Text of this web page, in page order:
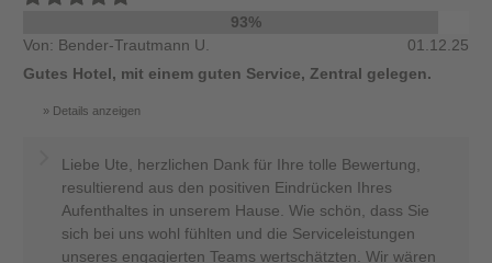
93%
Von: Bender-Trautmann U.
01.12.25
Gutes Hotel, mit einem guten Service, Zentral gelegen.
Details anzeigen
Liebe Ute, herzlichen Dank für Ihre tolle Bewertung,
resultierend aus den positiven Eindrücken Ihres
Aufenthaltes in unserem Hause. Wie schön, dass Sie
sich bei uns wohl fühlten und die Serviceleistungen
unseres engagierten Teams wertschätzten. Wir wären